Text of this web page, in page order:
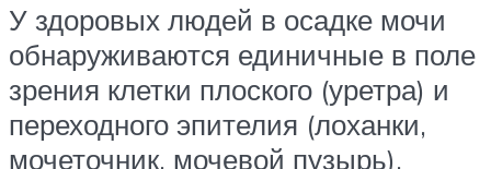
У здоровых людей в осадке мочи
обнаруживаются единичные в поле
зрения клетки плоского (уретра) и
переходного эпителия (лоханки,
мочеточник, мочевой пузырь).